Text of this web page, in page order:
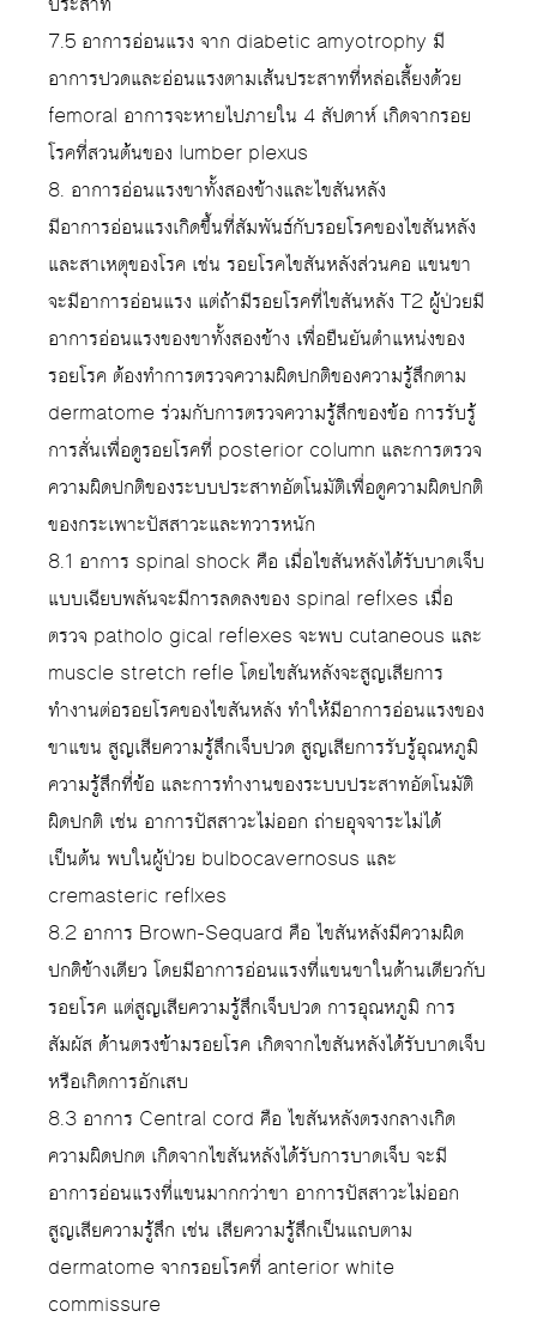
7.5 อาการอ่อนแรง จาก diabetic amyotrophy มี
อาการปวดและอ่อนแรงตามเส้นประสาทที่หล่อเลี้ยงด้วย
femoral อาการจะหายไปภายใน 4 สัปดาห์ เกิดจากรอย
โรคที่สวนต้นของ lumber plexus
8. อาการอ่อนแรงขาทั้งสองข้างและไขสันหลัง
มีอาการอ่อนแรงเกิดขึ้นที่สัมพันธ์กับรอยโรคของไขสันหลัง
และสาเหตุของโรค เช่น รอยโรคไขสันหลังส่วนคอ แขนขา
จะมีอาการอ่อนแรง แต่ถ้ามีรอยโรคที่ไขสันหลัง T2 ผู้ป่วยมี
อาการอ่อนแรงของขาทั้งสองข้าง เพื่อยืนยันตำแหน่งของ
รอยโรค ต้องทำการตรวจความผิดปกติของความรู้สึกตาม
dermatome ร่วมกับการตรวจความรู้สึกของข้อ การรับรู้
การสั่นเพื่อดูรอยโรคที่ posterior column และการตรวจ
ความผิดปกติของระบบประสาทอัตโนมัติเพื่อดูความผิดปกติ
ของกระเพาะปัสสาวะและทวารหนัก
8.1 อาการ spinal shock คือ เมื่อไขสันหลังได้รับบาดเจ็บ
แบบเฉียบพลันจะมีการลดลงของ spinal reflxes เมื่อ
ตรวจ patholo gical reflexes จะพบ cutaneous และ
muscle stretch refle โดยไขสันหลังจะสูญเสียการ
ทำงานต่อรอยโรคของไขสันหลัง ทำให้มีอาการอ่อนแรงของ
ขาแขน สูญเสียความรู้สึกเจ็บปวด สูญเสียการรับรู้อุณหภูมิ
ความรู้สึกที่ข้อ และการทำงานของระบบประสาทอัตโนมัติ
ผิดปกติ เช่น อาการปัสสาวะไม่ออก ถ่ายอุจจาระไม่ได้
เป็นต้น พบในผู้ป่วย bulbocavernosus และ
cremasteric reflxes
8.2 อาการ Brown-Sequard คือ ไขสันหลังมีความผิด
ปกติข้างเดียว โดยมีอาการอ่อนแรงที่แขนขาในด้านเดียวกับ
รอยโรค แต่สูญเสียความรู้สึกเจ็บปวด การอุณหภูมิ การ
สัมผัส ด้านตรงข้ามรอยโรค เกิดจากไขสันหลังได้รับบาดเจ็บ
หรือเกิดการอักเสบ
8.3 อาการ Central cord คือ ไขสันหลังตรงกลางเกิด
ความผิดปกต เกิดจากไขสันหลังได้รับการบาดเจ็บ จะมี
อาการอ่อนแรงที่แขนมากกว่าขา อาการปัสสาวะไม่ออก
สูญเสียความรู้สึก เช่น เสียความรู้สึกเป็นแถบตาม
dermatome จากรอยโรคที่ anterior white
commissure